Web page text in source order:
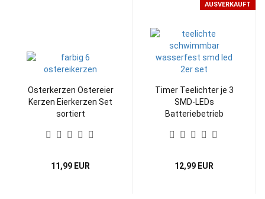
Osterkerzen Ostereier
Kerzen Eierkerzen Set
sortiert
11,99 EUR
AUSVERKAUFT
Timer Teelichter je 3
SMD-LEDs
Batteriebetrieb
12,99 EUR